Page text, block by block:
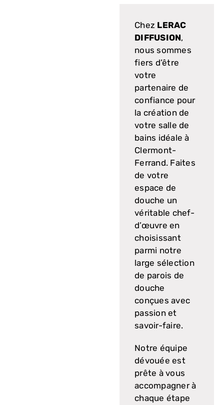
Chez LERAC
DIFFUSION,
nous sommes
fiers d’être
votre
partenaire de
confiance pour
la création de
votre salle de
bains idéale à
Clermont-
Ferrand. Faites
de votre
espace de
douche un
véritable chef-
d’œuvre en
choisissant
parmi notre
large sélection
de parois de
douche
conçues avec
passion et
savoir-faire.
Notre équipe
dévouée est
prête à vous
accompagner à
chaque étape